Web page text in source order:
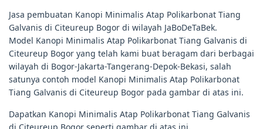
Jasa pembuatan Kanopi Minimalis Atap Polikarbonat Tiang
Galvanis di Citeureup Bogor di wilayah JaBoDeTaBek.
Model Kanopi Minimalis Atap Polikarbonat Tiang Galvanis di
Citeureup Bogor yang telah kami buat beragam dari berbagai
wilayah di Bogor-Jakarta-Tangerang-Depok-Bekasi, salah
satunya contoh model Kanopi Minimalis Atap Polikarbonat
Tiang Galvanis di Citeureup Bogor pada gambar di atas ini.
Dapatkan Kanopi Minimalis Atap Polikarbonat Tiang Galvanis